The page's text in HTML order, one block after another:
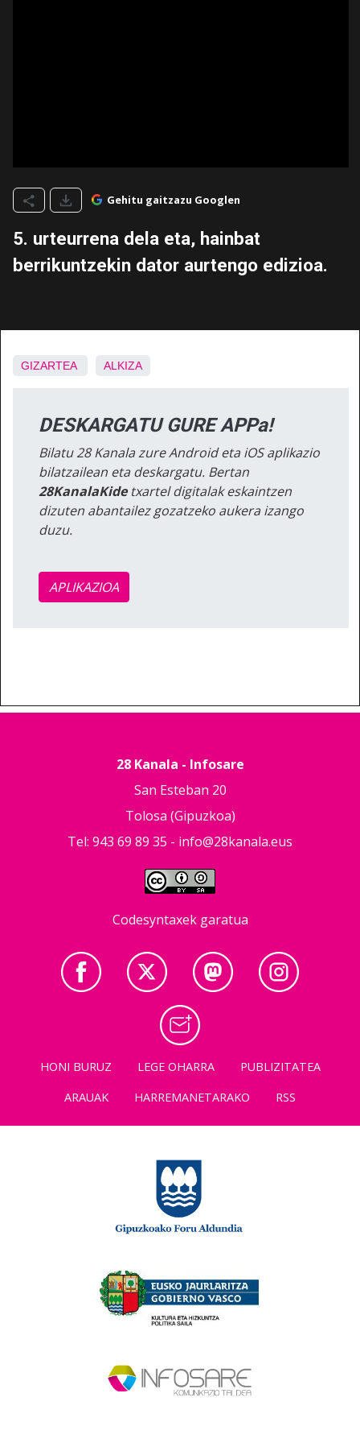
Gehitu gaitzazu Googlen
5. urteurrena dela eta, hainbat
berrikuntzekin dator aurtengo edizioa.
GIZARTEA ALKIZA
DESKARGATU GURE APPa!
Bilatu 28 Kanala zure Android eta iOS aplikazio
bilatzailean eta deskargatu. Bertan
28KanalaKidetxartel digitalak eskaintzen
dizuten abantailez gozatzeko aukera izango
duzu.
APLIKAZIOA
28 Kanala - Infosare
San Esteban 20
Tolosa (Gipuzkoa)
Tel: 943 69 89 35 - info@28kanala.eus
Codesyntaxek garatua
HONI BURUZ LEGE OHARRA
PUBLIZITATEA
ARAUAK
HARREMANETARAKO RSS